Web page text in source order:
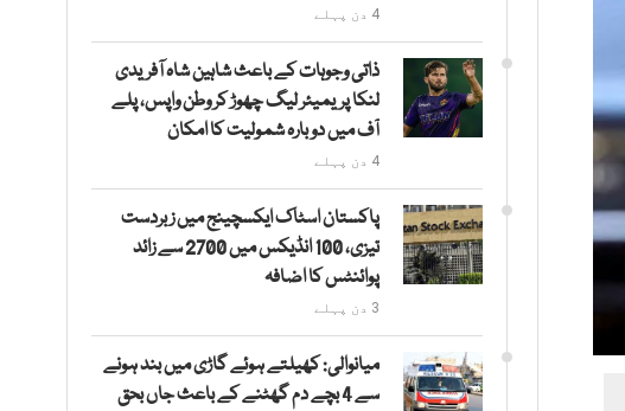
4 دن پہلے
ذاتی وجوہات کے باعث شاہین شاہ آفریدی
لنکا پریمیئر لیگ چھوڑ کر وطن واپس، پلے
آف میں دوبارہ شمولیت کا امکان
4 دن پہلے
پاکستان اسٹاک ایکسچینج میں زبردست
تیزی، 100 انڈیکس میں 2700 سے زائد
پوائنٹس کا اضافہ
3 دن پہلے
میانوالی: کھیلتے ہوئے گاڑی میں بند ہونے
سے 4 بچے دم گھٹنے کے باعث جاں بحق